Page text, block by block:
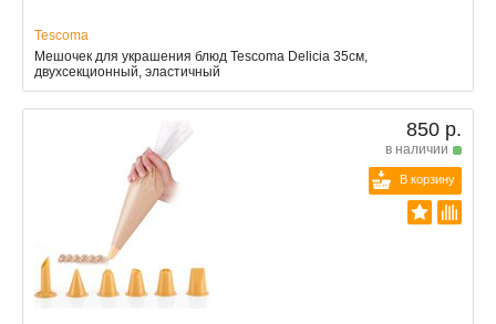
Tescoma
Мешочек для украшения блюд Tescoma Delicia 35см,
двухсекционный, эластичный
850 р.
в наличии
В корзину